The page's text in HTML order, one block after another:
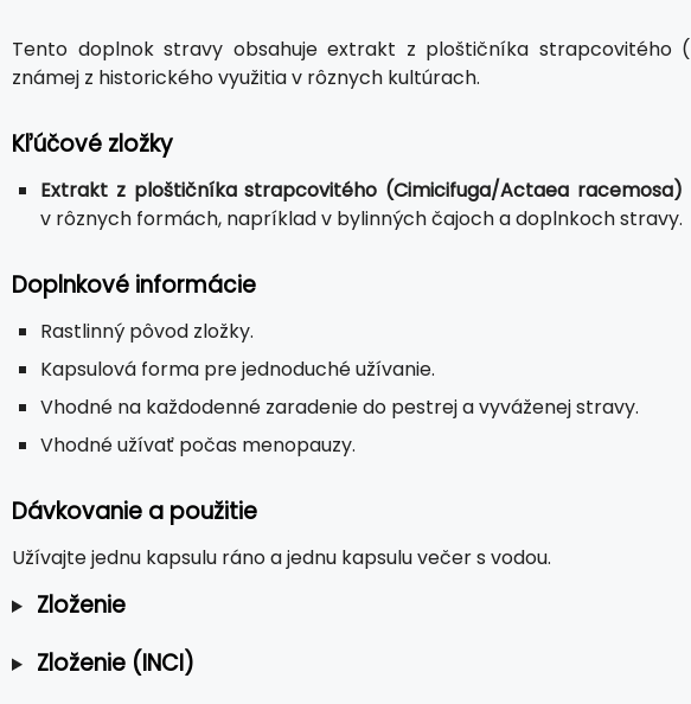
Tento doplnok stravy obsahuje extrakt z ploštičníka strapcovitého (
známej z historického využitia v rôznych kultúrach.
Kľúčové zložky
Extrakt z ploštičníka strapcovitého (Cimicifuga/Actaea racemosa)
v rôznych formách, napríklad v bylinných čajoch a doplnkoch stravy.
Doplnkové informácie
Rastlinný pôvod zložky.
Kapsulová forma pre jednoduché užívanie.
Vhodné na každodenné zaradenie do pestrej a vyváženej stravy.
Vhodné užívať počas menopauzy.
Dávkovanie a použitie
Užívajte jednu kapsulu ráno a jednu kapsulu večer s vodou.
Zloženie
Zloženie (INCI)